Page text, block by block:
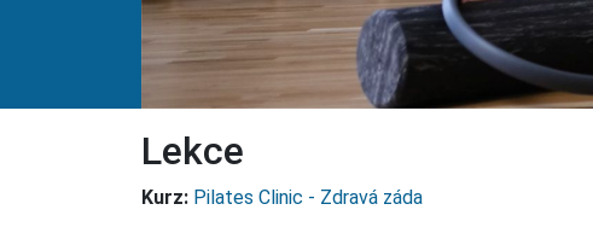
Lekce
Kurz: Pilates Clinic - Zdravá záda